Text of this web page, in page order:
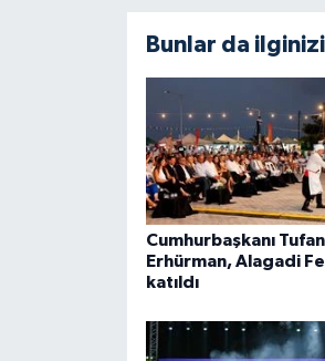
Bunlar da
Cumhurbaşkanı Tufan
Erhürman, Alagadi
katıldı